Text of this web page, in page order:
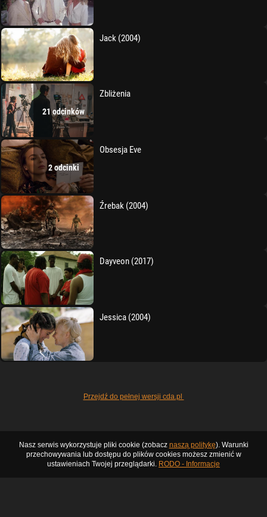
Jack (2004)
21 odcinków
Zbliżenia
2 odcinki
Obsesja Eve
Źrebak (2004)
Dayveon (2017)
Jessica (2004)
Przejdź do pełnej wersji cda.pl
Nasz serwis wykorzystuje pliki cookie (zobacz naszą politykę). Warunki
przechowywania lub dostępu do plików cookies możesz zmienić w
ustawieniach Twojej przeglądarki. RODO - Informacje